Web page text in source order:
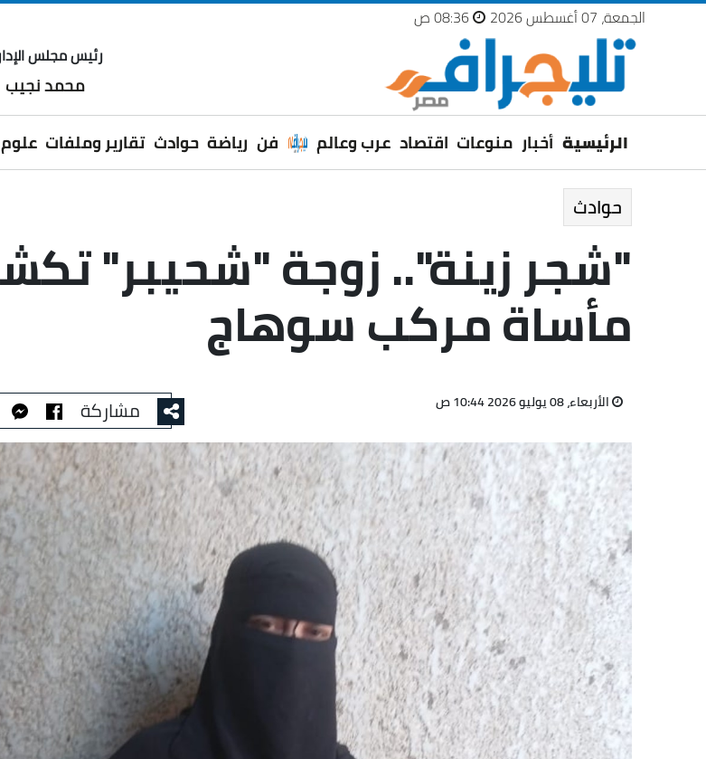
الجمعة، 07 أغسطس 2026
08:36 ص
رئيس مجلس
محمد نجيب
الرئيسية أخبار منوعات اقتصاد عرب وعالم فن رياضة حوادث تقارير وملفات
حوادث
"شجر زينة".. زوجة "شحيبر"
مأساة مركب سوهاج
الأربعاء، 08 يوليو 2026 10:44 ص مشاركة